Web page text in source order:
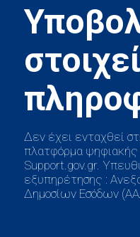
Δεν έχει ενταχθεί
πλατφόρμα
Support.gov.gr.
εξυπηρέτησης :
Δημοσίων Εσόδων